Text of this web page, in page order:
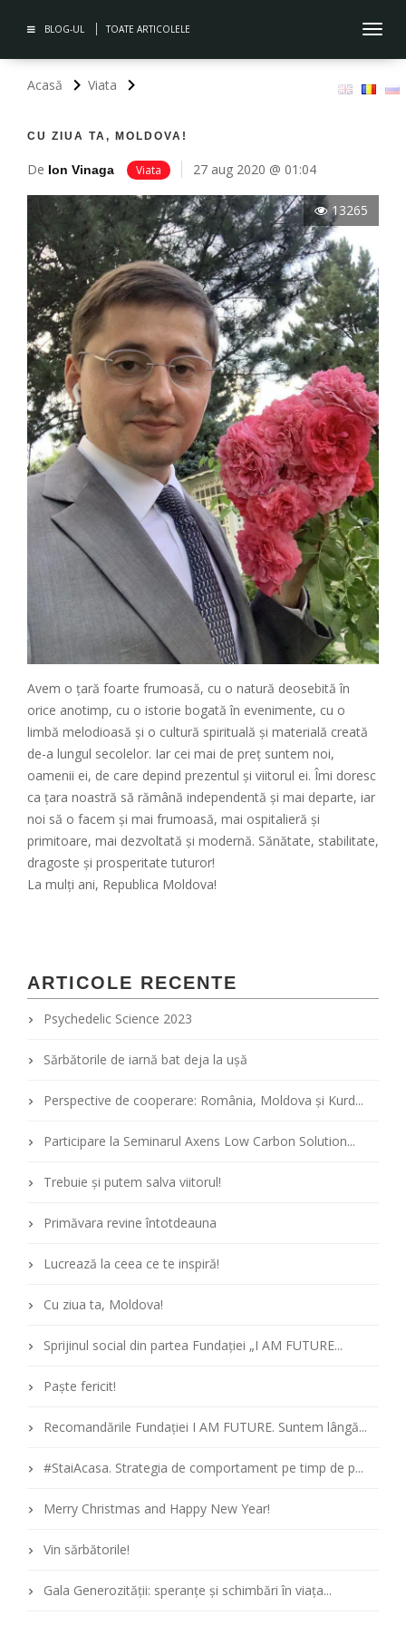
BLOG-UL TOATE ARTICOLELE
Acasă Viata
CU ZIUA TA, MOLDOVA!
De Ion Vinaga Viata 27 aug 2020 @ 01:04
13265
Avem o țară foarte frumoasă, cu o natură deosebită în
orice anotimp, cu o istorie bogată în evenimente, cu o
limbă melodioasă și o cultură spirituală și materială creată
de-a lungul secolelor. Iar cei mai de preț suntem noi,
oamenii ei, de care depind prezentul și viitorul ei. Îmi doresc
ca țara noastră să rămână independentă și mai departe, iar
noi să o facem și mai frumoasă, mai ospitalieră și
primitoare, mai dezvoltată și modernă. Sănătate, stabilitate,
dragoste și prosperitate tuturor!
La mulți ani, Republica Moldova!
ARTICOLE RECENTE
Psychedelic Science 2023
Sărbătorile de iarnă bat deja la ușă
Perspective de cooperare: România, Moldova şi Kurd...
Participare la Seminarul Axens Low Carbon Solution...
Trebuie și putem salva viitorul!
Primăvara revine întotdeauna
Lucrează la ceea ce te inspiră!
Cu ziua ta, Moldova!
Sprijinul social din partea Fundației „I AM FUTURE...
Paște fericit!
Recomandările Fundației I AM FUTURE. Suntem lângă...
#StaiAcasa. Strategia de comportament pe timp de p...
Merry Christmas and Happy New Year!
Vin sărbătorile!
Gala Generozității: speranțe și schimbări în viața...